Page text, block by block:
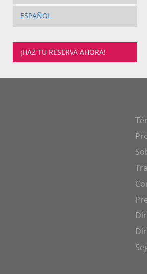
ESPAÑOL
¡HAZ TU RESERVA AHORA!